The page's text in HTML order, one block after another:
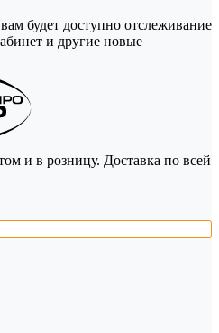
будет доступно отслеживание
и другие новые
и в розницу. Доставка по всей